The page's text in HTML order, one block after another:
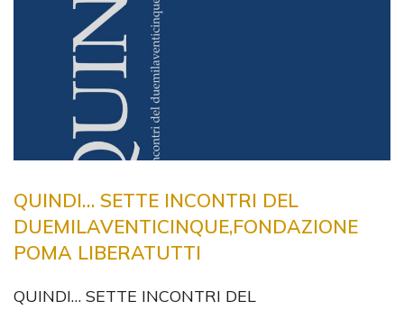
QUINDI… SETTE INCONTRI DEL
DUEMILAVENTICINQUE,FONDAZIONE
POMA LIBERATUTTI
QUINDI… SETTE INCONTRI DEL